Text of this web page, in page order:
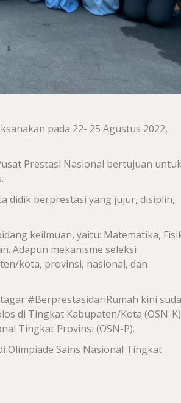
pada 22- 25 Agustus 2022,
Prestasi Nasional bertujuan
didik berprestasi yang jujur, disiplin,
keilmuan, yaitu: Matematika,
Adapun mekanisme seleksi
kota, provinsi, nasional, dan
#BerprestasidariRumah kini
di Tingkat Kabupaten/Kota (OSN-K)
Tingkat Provinsi (OSN-P).
Olimpiade Sains Nasional Tingkat